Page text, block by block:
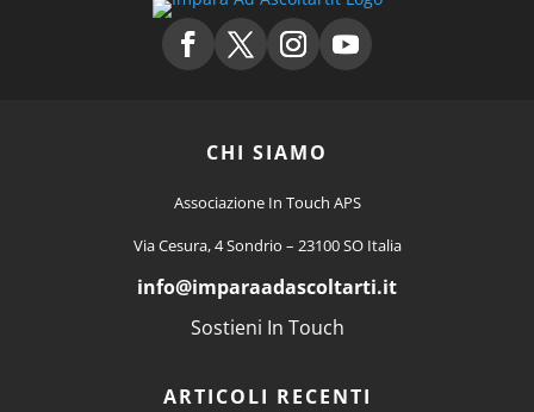
CHI SIAMO
Associazione In Touch APS
Via Cesura, 4 Sondrio – 23100 SO Italia
info@imparaadascoltarti.it
Sostieni In Touch
ARTICOLI RECENTI